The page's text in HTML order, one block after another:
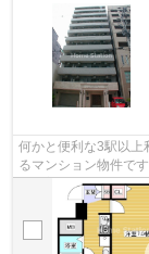
何かと便利な3駅以上
るマンション物件で
駅に着く、魅力的な